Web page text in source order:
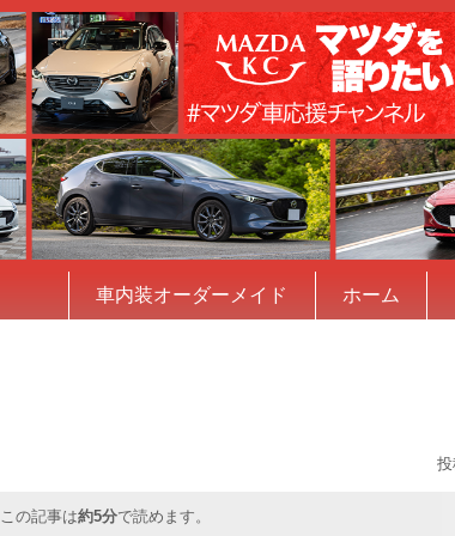
車内装オーダーメイド ホーム
この記事は約5分で読めます。